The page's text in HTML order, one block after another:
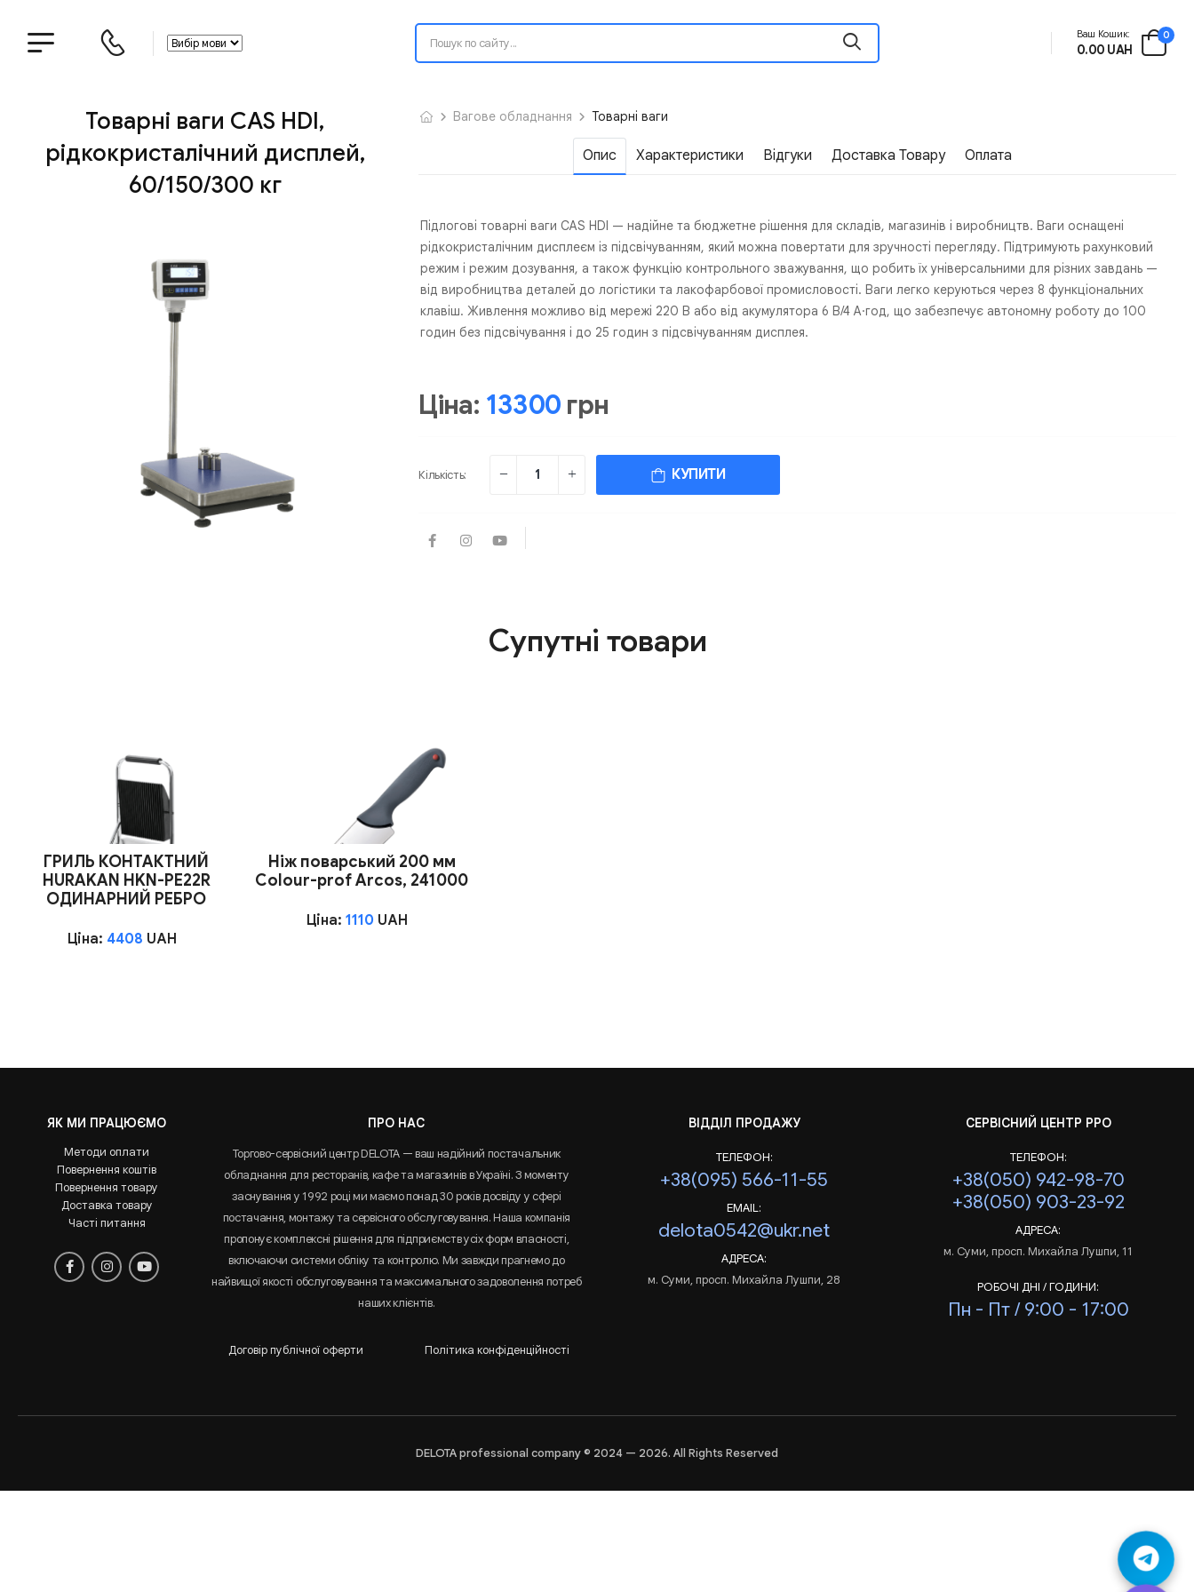
Ваш Кошик:
0.00 UAH
0
Товарні ваги CAS HDI,
рідкокристалічний дисплей,
60/150/300 кг
Вагове обладнання Товарні ваги
Опис Характеристики Відгуки Доставка Товару Оплата
Підлогові товарні ваги CAS HDI — надійне та бюджетне рішення для складів, магазинів і виробництв. Ваги оснащені
рідкокристалічним дисплеєм із підсвічуванням, який можна повертати для зручності перегляду. Підтримують рахунковий
режим і режим дозування, а також функцію контрольного зважування, що робить їх універсальними для різних завдань —
від виробництва деталей до логістики та лакофарбової промисловості. Ваги легко керуються через 8 функціональних
клавіш. Живлення можливо від мережі 220 В або від акумулятора 6 В/4 А·год, що забезпечує автономну роботу до 100
годин без підсвічування і до 25 годин з підсвічуванням дисплея.
Ціна: 13300 грн
Кількість: КУПИТИ
Супутні товари
ГРИЛЬ КОНТАКТНИЙ
HURAKAN HKN-PE22R
ОДИНАРНИЙ РЕБРО
Ціна: 4408 UAH
Ніж поварський 200 мм
Сolour-prof Arcos, 241000
Ціна:1110 UAH
ЯК МИ ПРАЦЮЄМО
Методи оплати
Повернення коштів
Повернення товару
Доставка товару
Часті питання
ПРО НАС
Торгово-сервісний центр DELOTA — ваш надійний постачальник
обладнання для ресторанів, кафе та магазинів в Україні. З моменту
заснування у 1992 році ми маємо понад 30 років досвіду у сфері
постачання, монтажу та сервісного обслуговування. Наша компанія
пропонує комплексні рішення для підприємств усіх форм власності,
включаючи системи обліку та контролю. Ми завжди прагнемо до
найвищої якості обслуговування та максимального задоволення потреб
наших клієнтів.
Договір публічної оферти Політика конфіденційності
ВІДДІЛ ПРОДАЖУ
ТЕЛЕФОН:
+38(095) 566-11-55
EMAIL:
delota0542@ukr.net
АДРЕСА:
м. Суми, просп. Михайла Лушпи, 28
СЕРВІСНИЙ ЦЕНТР РРО
ТЕЛЕФОН:
+38(050) 942-98-70
+38(050) 903-23-92
АДРЕСА:
м. Суми, просп. Михайла Лушпи, 11
РОБОЧІ ДНІ / ГОДИНИ:
Пн - Пт / 9:00 - 17:00
DELOTA professional company © 2024 — 2026. All Rights Reserved